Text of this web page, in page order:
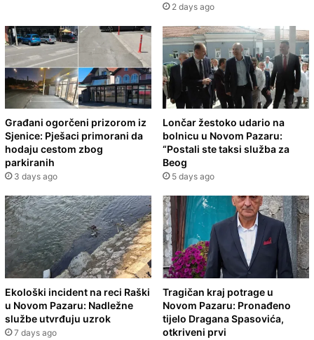
2 days ago
Građani ogorčeni prizorom iz
Sjenice: Pješaci primorani da
hodaju cestom zbog
parkiranih
3 days ago
Lončar žestoko udario na
bolnicu u Novom Pazaru:
“Postali ste taksi služba za
Beog
5 days ago
Ekološki incident na reci Raški
u Novom Pazaru: Nadležne
službe utvrđuju uzrok
7 days ago
Tragičan kraj potrage u
Novom Pazaru: Pronađeno
tijelo Dragana Spasovića,
otkriveni prvi